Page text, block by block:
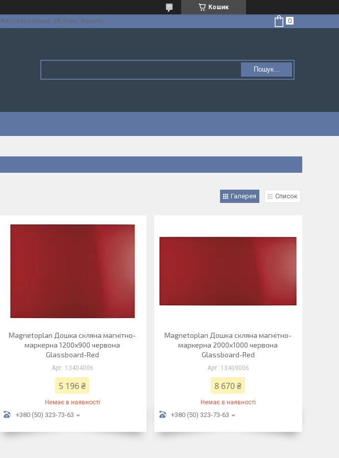
Кошик
Автозаводська, 28, Київ, Україна
Пошук...
Галерея Список
Magnetoplan Дошка скляна магнітно-
маркерна 1200x900 червона
Glassboard-Red
13404006
5 196 ₴
Немає в наявності
+380 (50) 323-73-63
Magnetoplan Дошка скляна магнітно-
маркерна 2000x1000 червона
Glassboard-Red
13409006
8 670 ₴
Немає в наявності
+380 (50) 323-73-63